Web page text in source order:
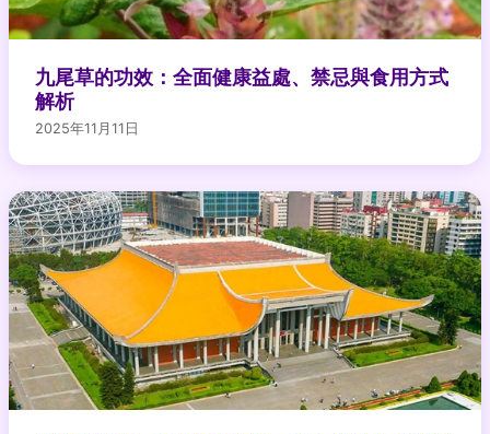
九尾草的功效：全面健康益處、禁忌與食用方式
解析
2025年11月11日